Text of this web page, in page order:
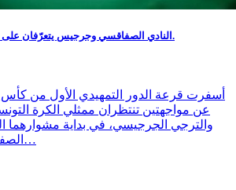
النادي الصفاقسي وجرجيس يتعرّفان على منافسيهما في كأس الكاف.
أسفرت قرعة الدور التمهيدي الأول من كأس
عن مواجهتين تنتظران ممثلي الكرة
والترجي الجرجيسي، في بداية مشوارهما
الصفاقسي فريق سبورتينغ…